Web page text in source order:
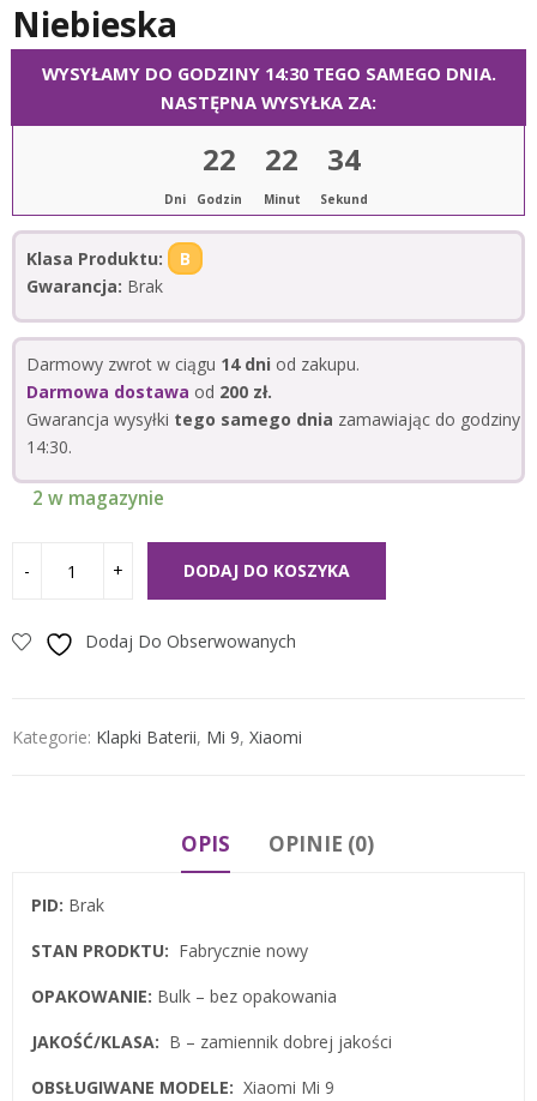
Niebieska
WYSYŁAMY DO GODZINY 14:30 TEGO SAMEGO DNIA.
NASTĘPNA WYSYŁKA ZA:
Dni
22
Godzin
22
Minut
33
Sekund
Klasa Produktu:
B
Gwarancja: Brak
Darmowy zwrot w ciągu 14 dni od zakupu.
Darmowa dostawa od 200 zł.
Gwarancja wysyłki tego samego dnia zamawiając do godziny
14:30.
2 w magazynie
DODAJ DO KOSZYKA
Dodaj Do Obserwowanych
Kategorie: Klapki Baterii, Mi 9, Xiaomi
OPIS OPINIE (0)
PID: Brak
STAN PRODKTU: Fabrycznie nowy
OPAKOWANIE: Bulk – bez opakowania
JAKOŚĆ/KLASA: B – zamiennik dobrej jakości
OBSŁUGIWANE MODELE: Xiaomi Mi 9